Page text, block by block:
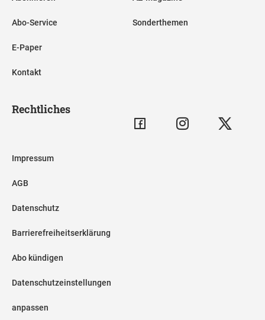
Abo-Service
E-Paper
Kontakt
Sonderthemen
Rechtliches
Impressum
AGB
Datenschutz
Barrierefreiheitserklärung
Abo kündigen
Datenschutzeinstellungen
anpassen